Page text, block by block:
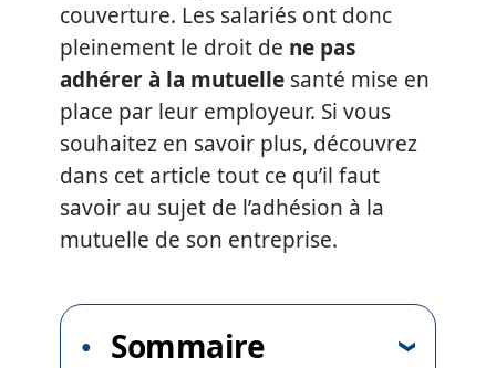
couverture. Les salariés ont donc
pleinement le droit de ne pas
adhérer à la mutuelle santé mise en
place par leur employeur. Si vous
souhaitez en savoir plus, découvrez
dans cet article tout ce qu’il faut
savoir au sujet de l’adhésion à la
mutuelle de son entreprise.
Sommaire